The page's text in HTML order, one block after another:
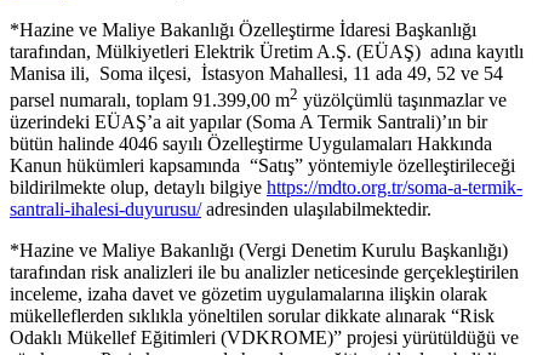
*Hazine ve Maliye Bakanlığı Özelleştirme İdaresi Başkanlığı
tarafından, Mülkiyetleri Elektrik Üretim A.Ş. (EÜAŞ) adına kayıtlı
Manisa ili, Soma ilçesi, İstasyon Mahallesi, 11 ada 49, 52 ve 54
parsel numaralı, toplam 91.399,00 m2 yüzölçümlü taşınmazlar ve
üzerindeki EÜAŞ’a ait yapılar (Soma A Termik Santrali)’ın bir
bütün halinde 4046 sayılı Özelleştirme Uygulamaları Hakkında
Kanun hükümleri kapsamında “Satış” yöntemiyle özelleştirileceği
bildirilmekte olup, detaylı bilgiye https://mdto.org.tr/soma-a-termik-
santrali-ihalesi-duyurusu/adresinden ulaşılabilmektedir.
*Hazine ve Maliye Bakanlığı (Vergi Denetim Kurulu Başkanlığı)
tarafından risk analizleri ile bu analizler neticesinde gerçekleştirilen
inceleme, izaha davet ve gözetim uygulamalarına ilişkin olarak
mükelleflerden sıklıkla yöneltilen sorular dikkate alınarak “Risk
Odaklı Mükellef Eğitimleri (VDKROME)” projesi yürütüldüğü ve